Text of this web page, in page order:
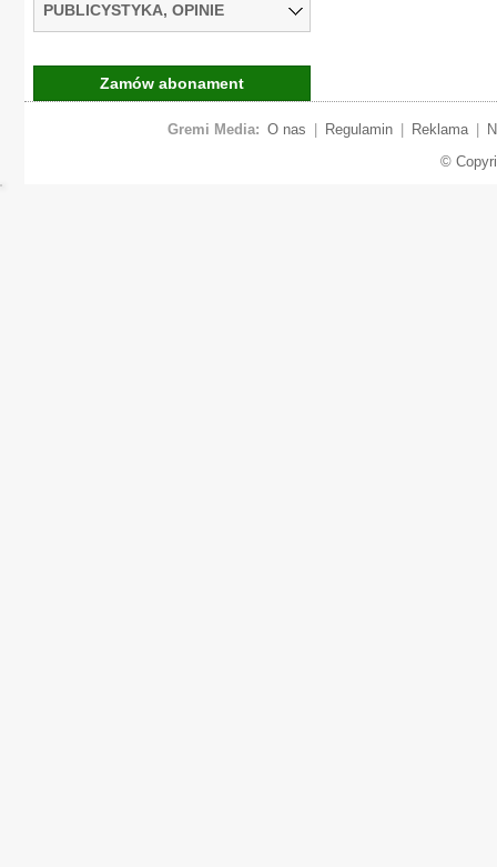
PUBLICYSTYKA, OPINIE
Zamów abonament
Gremi Media: O nas Regulamin Reklama
©